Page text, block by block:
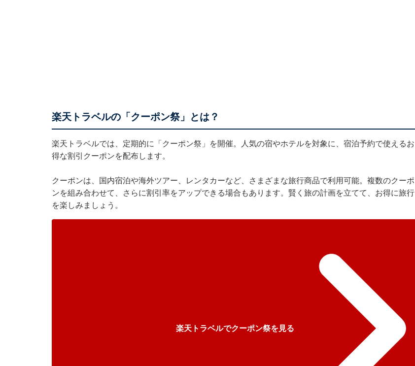
楽天トラベルの「クーポン祭」とは？
楽天トラベルでは、定期的に「クーポン祭」を開催。人気の宿やホテルを対象に、宿泊予約で使えるお
得な割引クーポンを配布します。
クーポンは、国内宿泊や海外ツアー、レンタカーなど、さまざまな旅行商品で利用可能。複数のクーポ
ンを組み合わせて、さらに割引率をアップできる場合もあります。賢く旅の計画を立てて、お得に旅行
を楽しみましょう。
楽天トラベルでクーポン祭を見る